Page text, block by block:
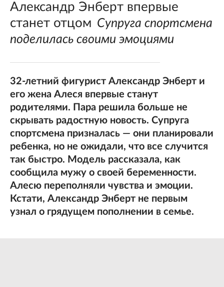
Александр Энберт впервые
станет отцом Супруга спортсмена
поделилась своими эмоциями
32-летний фигурист Александр Энберт и
его жена Алеся впервые станут
родителями. Пара решила больше не
скрывать радостную новость. Супруга
спортсмена призналась — они планировали
ребенка, но не ожидали, что все случится
так быстро. Модель рассказала, как
сообщила мужу о своей беременности.
Алесю переполняли чувства и эмоции.
Кстати, Александр Энберт не первым
узнал о грядущем пополнении в семье.